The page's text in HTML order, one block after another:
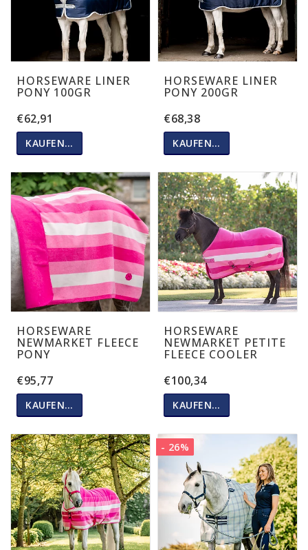
HORSEWARE LINER
PONY 100GR
€62,91
KAUFEN…
HORSEWARE LINER
PONY 200GR
€68,38
KAUFEN…
HORSEWARE
NEWMARKET FLEECE
PONY
€95,77
KAUFEN…
HORSEWARE
NEWMARKET PETITE
FLEECE COOLER
€100,34
KAUFEN…
- 26%